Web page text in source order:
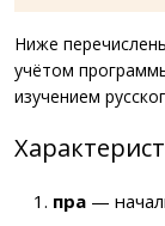
Ниже
учётом
изучением
пра —